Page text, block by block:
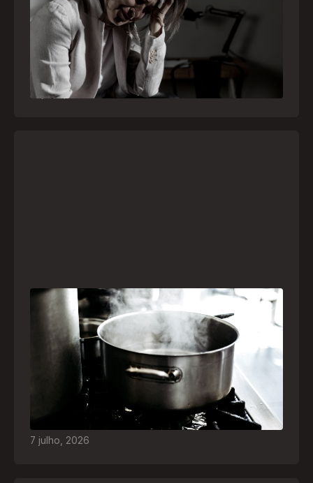
Surtos, tentativas de suicídio e episódios de
agitação intensa são considerados urgências
médicas e devem receber atendimento
especializado pelo telefone 192
21 julho, 2026
Frio leva brasileiros a improvisar para se
aquecer e aumenta risco de queimaduras
dentro de casa
O inverno chegou e, com ele, práticas perigosas
para espantar o frio voltam a ser comuns. Saiba
quais são os riscos e como agir em caso de
7 julho, 2026